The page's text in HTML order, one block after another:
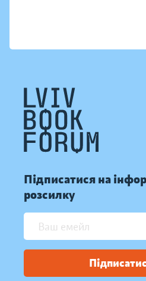
Підписатися на
розсилку